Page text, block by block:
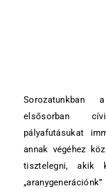
Sorozatunkban
elsősorban
pályafutásukat
annak végéhez
tisztelegni, akik